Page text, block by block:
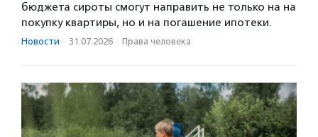
бюджета сироты смогут направить не только на на
покупку квартиры, но и на погашение ипотеки.
Новости · 31.07.2026 · Права человека